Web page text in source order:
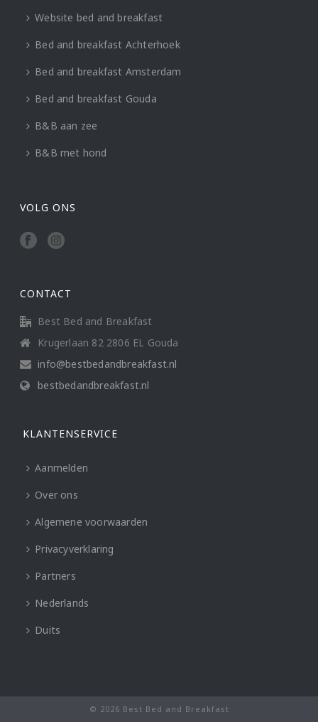
Website bed and breakfast
Bed and breakfast Achterhoek
Bed and breakfast Amsterdam
Bed and breakfast Gouda
B&B aan zee
B&B met hond
VOLG ONS
CONTACT
Best Bed and Breakfast
Krugerlaan 82 2806 EL Gouda
info@bestbedandbreakfast.nl
bestbedandbreakfast.nl
KLANTENSERVICE
Aanmelden
Over ons
Algemene voorwaarden
Privacyverklaring
Partners
Nederlands
Duits
© 2026 Best Bed and Breakfast